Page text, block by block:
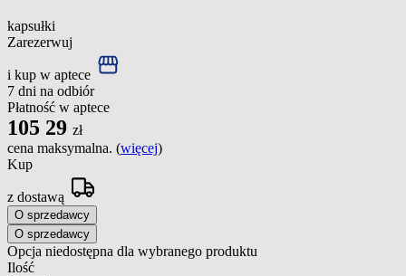
kapsułki
Zarezerwuj
i kup w aptece
7 dni na odbiór
Płatność w aptece
105 29 zł
cena maksymalna. (więcej)
Kup
z dostawą
O sprzedawcy
O sprzedawcy
Opcja niedostępna dla wybranego produktu
Ilość